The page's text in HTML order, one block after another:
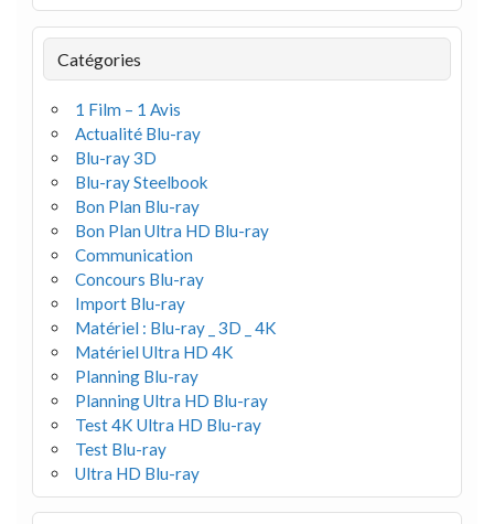
Catégories
1 Film – 1 Avis
Actualité Blu-ray
Blu-ray 3D
Blu-ray Steelbook
Bon Plan Blu-ray
Bon Plan Ultra HD Blu-ray
Communication
Concours Blu-ray
Import Blu-ray
Matériel : Blu-ray _ 3D _ 4K
Matériel Ultra HD 4K
Planning Blu-ray
Planning Ultra HD Blu-ray
Test 4K Ultra HD Blu-ray
Test Blu-ray
Ultra HD Blu-ray